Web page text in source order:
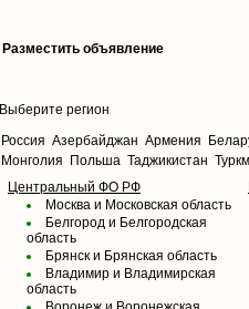
Разместить объявление
Выберите регион
Россия Азербайджан Армения
Монголия
Польша Таджикистан
Центральный ФО РФ
Москва и Московская область
Белгород и Белгородская
область
Брянск и Брянская область
Владимир и Владимирская
область